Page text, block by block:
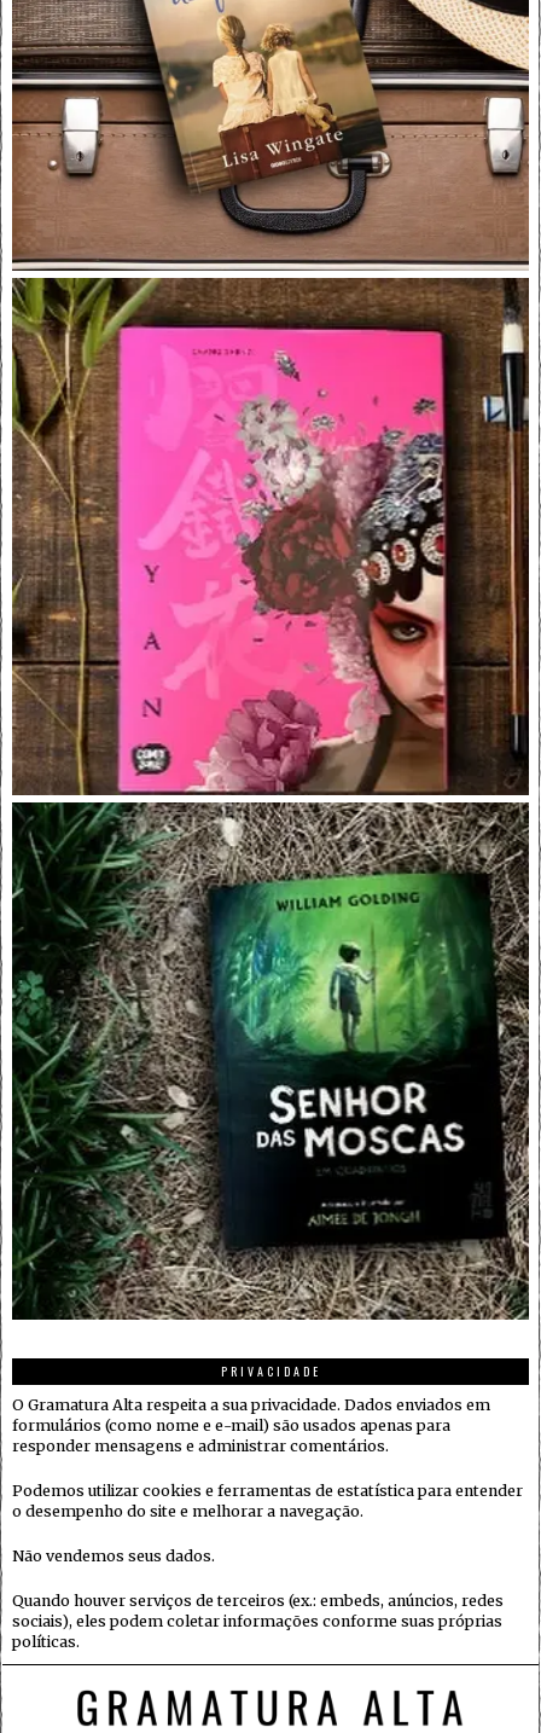
PRIVACIDADE
O Gramatura Alta respeita a sua privacidade. Dados enviados em
formulários (como nome e e-mail) são usados apenas para
responder mensagens e administrar comentários.
Podemos utilizar cookies e ferramentas de estatística para entender
o desempenho do site e melhorar a navegação.
Não vendemos seus dados.
Quando houver serviços de terceiros (ex.: embeds, anúncios, redes
sociais), eles podem coletar informações conforme suas próprias
políticas.